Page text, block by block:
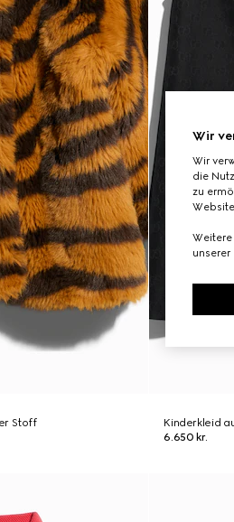
Stoff
Kinderkleid
6.650 kr.
Wir
Wir
die
zu
unserer